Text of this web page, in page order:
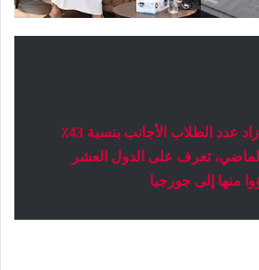
في عام واحد، زاد عدد الطلاب الأجانب بنسبة 43٪
الماضي، تعرف على الدول العشر
منها إلى جورجيا